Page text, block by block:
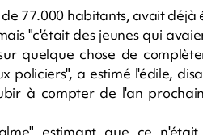
77.000 habitants, avait déjà
"c'était des jeunes qui
quelque chose de
a estimé l'édile,
à compter de l'an
estimant que ce n'était